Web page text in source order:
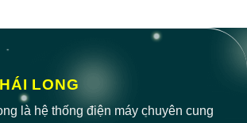
LONG
là hệ thống điện máy chuyên cung